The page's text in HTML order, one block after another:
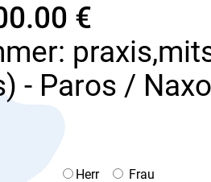
€
- Paros /
Herr Frau